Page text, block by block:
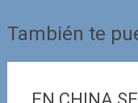
También te